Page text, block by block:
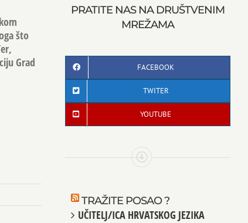
što
Grad
PRATITE NAS NA DRUŠTVENIM
MREŽAMA
FACEBOOK
TWITER
YOUTUBE
TRAŽITE POSAO ?
UČITELJ/ICA HRVATSKOG JEZIKA